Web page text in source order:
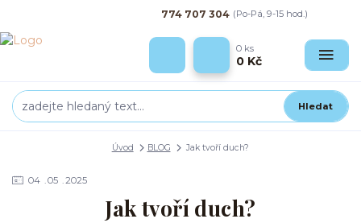
Hledat
774 707 304 (Po-Pá, 9-15 hod.)
0 ks
0 Kč
Úvod BLOG Jak tvoří duch?
04 05 2025
Jak tvoří duch?